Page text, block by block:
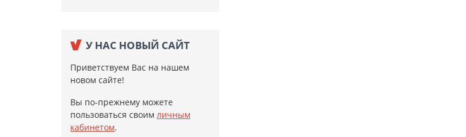
У НАС НОВЫЙ САЙТ
Приветствуем Вас на нашем
новом сайте!
Вы по-прежнему можете
пользоваться своим личным
кабинетом.